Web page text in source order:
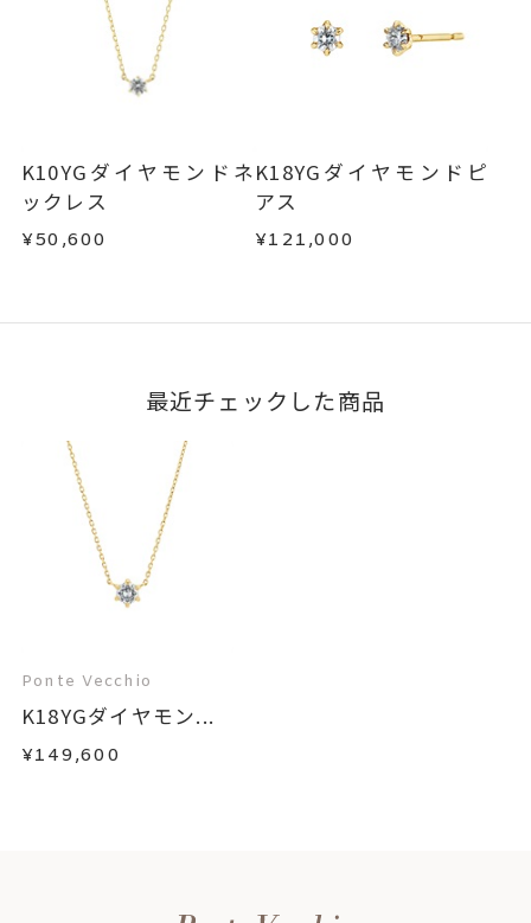
K10YGダイヤモンドネ
ックレス
¥50,600
K18YGダイヤモンドピ
アス
¥121,000
最近チェックした商品
Ponte Vecchio
K18YGダイヤモン...
¥149,600